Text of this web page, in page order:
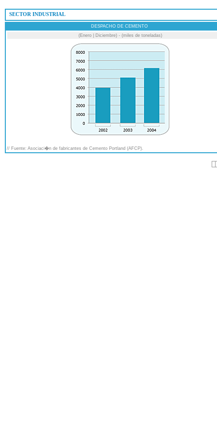
 SECTOR INDUSTRIAL
DESPACHO DE CEMENTO
(Enero | Diciembre) - (miles de toneladas)
// Fuente: Asociaci�n de fabricantes de Cemento Portland (AFCP).